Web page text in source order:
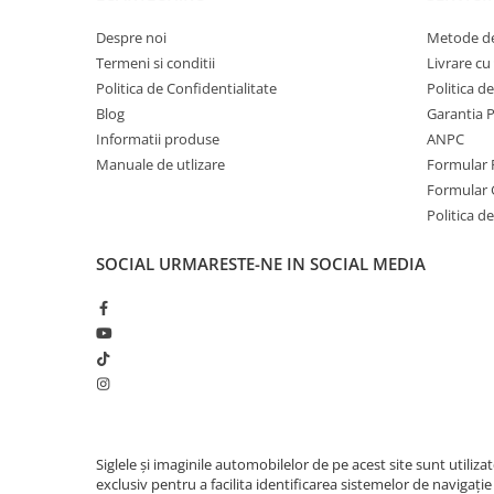
Lumini Ambientale
Testere auto
Cabluri Audio
Pompe transfer
Camera Endoscop
Trusa cale distributie
Echipamente service auto
Huse volan
Conectivitate
Hotspot Telefon
Compatibilitate CarPlay &
Android Auto
Alimentare
Bluetooth
Redare muzică,
Subwoofer RCA
Da
Despre noi
Termeni si conditii
Politica de Confidentialitate
Blog
Informatii produse
Manuale de utlizare
Metode
Livrare
Politica
Garantia
ANPC
Formular
Formular
Politica
SOCIAL URMARESTE-NE IN SOCIAL MEDIA
Siglele și imaginile automobilelor de pe acest site sunt
exclusiv pentru a facilita identificarea sistemelor de navigație